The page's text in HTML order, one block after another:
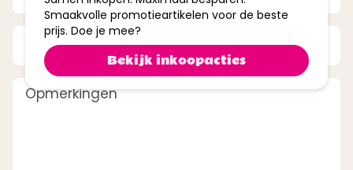
Telefoonnummer
Opmerkingen
Smaakvolle promotieartikelen voor de beste
prijs. Doe je mee?
Bekijk inkoopacties